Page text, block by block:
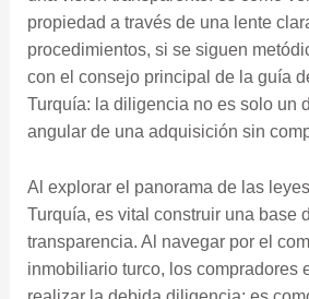
propiedad a través de una lente
procedimientos, si se siguen
con el consejo principal de la guía
Turquía: la diligencia no es solo un
angular de una adquisición sin
Al explorar el panorama de las
Turquía, es vital construir una base
transparencia. Al navegar por el
inmobiliario turco, los compradores